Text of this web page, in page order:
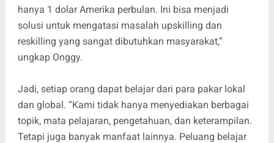
hanya 1 dolar Amerika perbulan. Ini bisa menjadi
solusi untuk mengatasi masalah upskilling dan
reskilling yang sangat dibutuhkan masyarakat,”
ungkap Onggy.
Jadi, setiap orang dapat belajar dari para pakar lokal
dan global. “Kami tidak hanya menyediakan berbagai
topik, mata pelajaran, pengetahuan, dan keterampilan.
Tetapi juga banyak manfaat lainnya. Peluang belajar